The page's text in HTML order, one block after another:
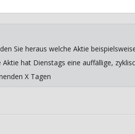
Sie heraus welche Aktie
hat Dienstags eine auffällige,
X Tagen